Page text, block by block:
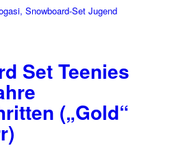
Set Teenies
(„Gold“